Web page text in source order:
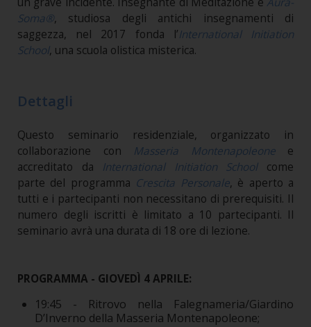
Soma®, studiosa degli antichi insegnamenti di
saggezza, nel 2017 fonda l’International Initiation
School, una scuola olistica misterica.
Dettagli
Questo seminario residenziale, organizzato in
collaborazione con Masseria Montenapoleonee
accreditato da International Initiation School
come
parte del programma Crescita Personale, è aperto a
tutti e i partecipanti non necessitano di prerequisiti. Il
numero degli iscritti è limitato a 10 partecipanti. Il
seminario avrà una durata di 18 ore di lezione.
PROGRAMMA - GIOVEDÌ 4 APRILE:
19:45 - Ritrovo nella Falegnameria/Giardino
D’Inverno della Masseria Montenapoleone;